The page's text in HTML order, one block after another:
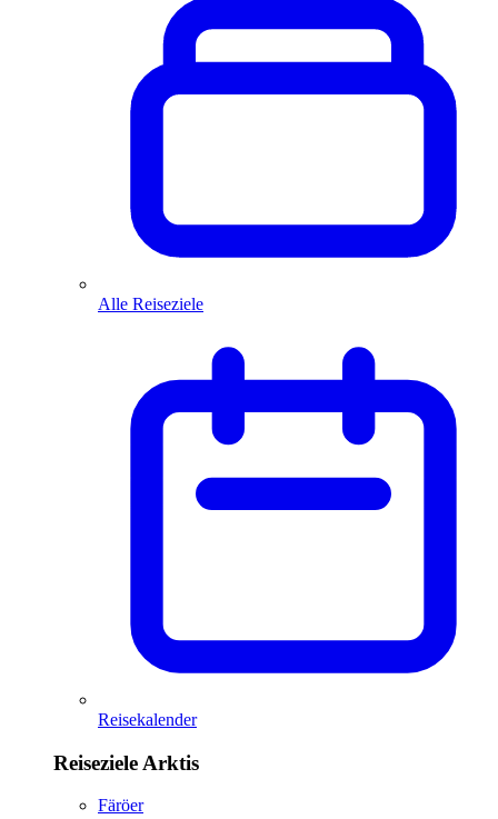
Alle Reiseziele
Reisekalender
Reiseziele Arktis
Färöer